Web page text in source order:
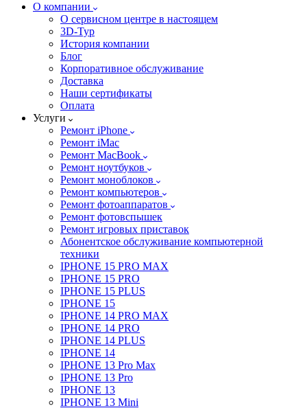
О компании
О сервисном центре в настоящем
3D-Тур
История компании
Блог
Корпоративное обслуживание
Доставка
Наши сертификаты
Оплата
Услуги
Ремонт iPhone
Ремонт iMac
Ремонт MacBook
Ремонт ноутбуков
Ремонт моноблоков
Ремонт компьютеров
Ремонт фотоаппаратов
Ремонт фотовспышек
Ремонт игровых приставок
Абонентское обслуживание компьютерной
техники
IPHONE 15 PRO MAX
IPHONE 15 PRO
IPHONE 15 PLUS
IPHONE 15
IPHONE 14 PRO MAX
IPHONE 14 PRO
IPHONE 14 PLUS
IPHONE 14
IPHONE 13 Pro Max
IPHONE 13 Pro
IPHONE 13
IPHONE 13 Mini